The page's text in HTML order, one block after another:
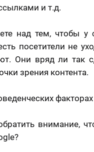
и т.д.
над тем, чтобы
посетители не
Они вряд ли так
зрения контента.
внимание,